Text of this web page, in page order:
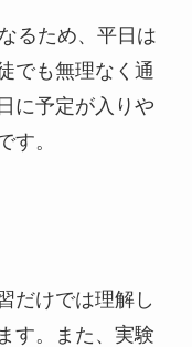
るため、平日は
でも無理なく通
に予定が入りや
す。
だけでは理解し
す。また、実験